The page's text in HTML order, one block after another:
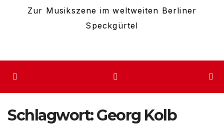
Zur Musikszene im weltweiten Berliner
Speckgürtel
Schlagwort:Georg Kolb